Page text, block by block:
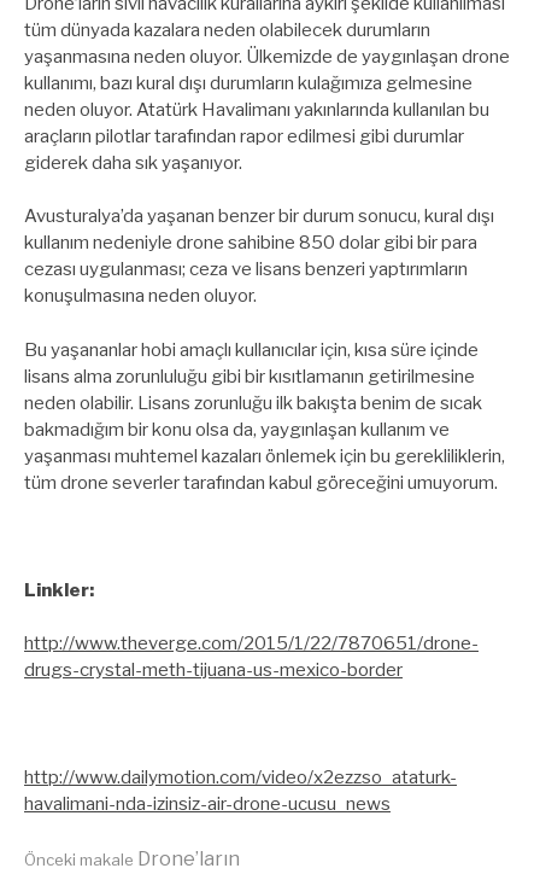
tüm dünyada kazalara neden olabilecek durumların
yaşanmasına neden oluyor. Ülkemizde de yaygınlaşan drone
kullanımı, bazı kural dışı durumların kulağımıza gelmesine
neden oluyor. Atatürk Havalimanı yakınlarında kullanılan bu
araçların pilotlar tarafından rapor edilmesi gibi durumlar
giderek daha sık yaşanıyor.
Avusturalya’da yaşanan benzer bir durum sonucu, kural dışı
kullanım nedeniyle drone sahibine 850 dolar gibi bir para
cezası uygulanması; ceza ve lisans benzeri yaptırımların
konuşulmasına neden oluyor.
Bu yaşananlar hobi amaçlı kullanıcılar için, kısa süre içinde
lisans alma zorunluluğu gibi bir kısıtlamanın getirilmesine
neden olabilir. Lisans zorunluğu ilk bakışta benim de sıcak
bakmadığım bir konu olsa da, yaygınlaşan kullanım ve
yaşanması muhtemel kazaları önlemek için bu gerekliliklerin,
tüm drone severler tarafından kabul göreceğini umuyorum.
Linkler:
http://www.theverge.com/2015/1/22/7870651/drone-
drugs-crystal-meth-tijuana-us-mexico-border
http://www.dailymotion.com/video/x2ezzso_ataturk-
havalimani-nda-izinsiz-air-drone-ucusu_news
Önceki makale Drone’ların